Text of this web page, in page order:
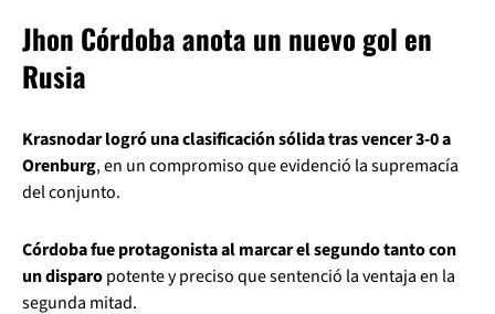
Jhon Córdoba anota un nuevo gol en
Rusia
Krasnodar logró una clasificación sólida tras vencer 3-0 a
Orenburg, en un compromiso que evidenció la supremacía
del conjunto.
Córdoba fue protagonista al marcar el segundo tanto con
un disparopotente y preciso que sentenció la ventaja en la
segunda mitad.